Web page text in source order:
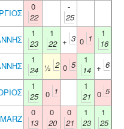
0
22
-
25
1
23
1
22 + 3 0 1
1
16
1
24
½ 2 0 5
1
14 + 6
1
25
0 1
1
21 0 5
0
13
0
20
0
21
1
23
1
25